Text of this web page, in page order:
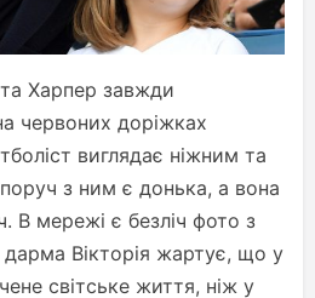
та Харпер завжди
червоних доріжках
виглядає ніжним та
з ним є донька, а вона
В мережі є безліч фото з
дарма Вікторія жартує, що у
світське життя, ніж у